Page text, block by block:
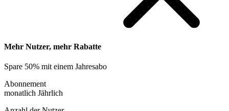
Mehr Nutzer, mehr Rabatte
Spare 50% mit einem Jahresabo
Abonnement
monatlich Jährlich